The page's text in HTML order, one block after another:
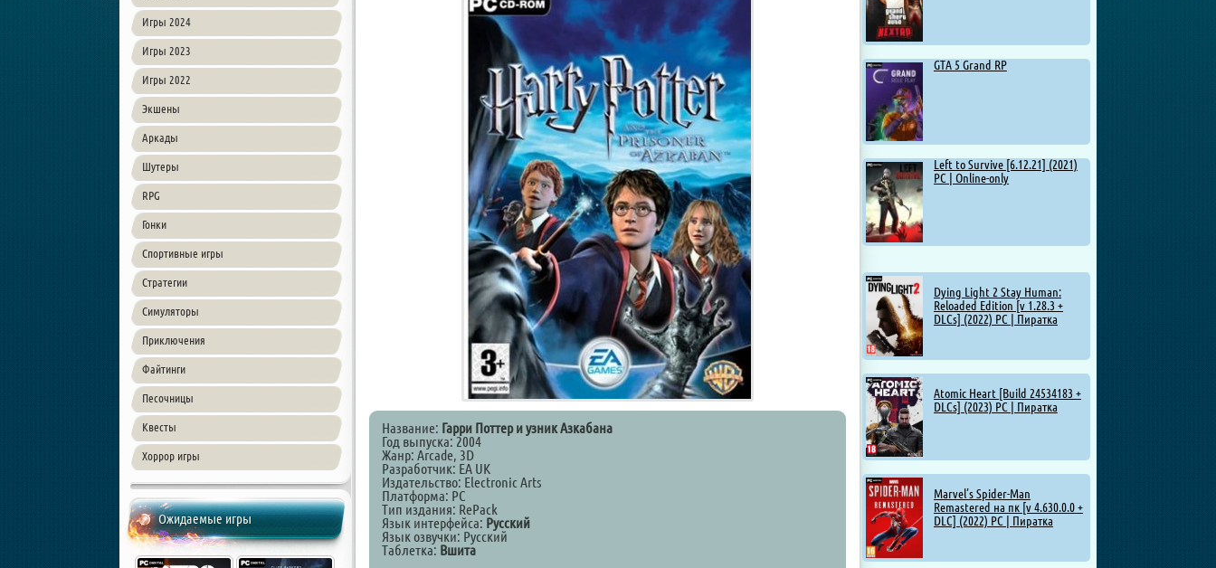
Игры 2024
Игры 2023
Игры 2022
Экшены
Аркады
Шутеры
RPG
Гонки
Спортивные игры
Стратегии
Симуляторы
Приключения
Файтинги
Песочницы
Квесты
Хоррор игры
Ожидаемые игры
GTA 5 Grand RP
Left to Survive [6.12.21] (2021)
PC | Online-only
Dying Light 2 Stay Human:
Reloaded Edition [v 1.28.3 +
DLCs] (2022) PC | Пиратка
Atomic Heart [Build 24534183 +
DLCs] (2023) PC | Пиратка
Marvel’s Spider-Man
Remastered на пк [v 4.630.0.0 +
DLC] (2022) PC | Пиратка
Название: Гарри Поттер и узник Азкабана
Год выпуска: 2004
Жанр: Arcade, 3D
Разработчик: EA UK
Издательство: Electronic Arts
Платформа: PC
Тип издания: RePack
Язык интерфейса: Русский
Язык озвучки: Русский
Таблетка: Вшита